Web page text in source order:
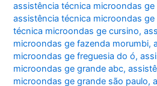
assistência técnica microondas ge
assistência técnica microondas
técnica microondas ge cursino,
microondas ge fazenda morumbi,
microondas ge freguesia do ó,
microondas ge grande abc,
microondas ge grande são paulo,